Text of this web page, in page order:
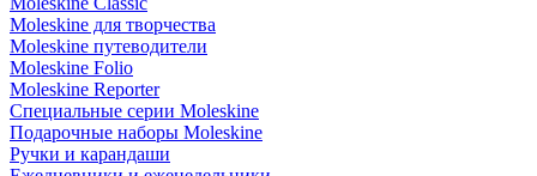
Moleskine для творчества
Moleskine путеводители
Moleskine Folio
Moleskine Reporter
Специальные серии Moleskine
Подарочные наборы Moleskine
Ручки и карандаши